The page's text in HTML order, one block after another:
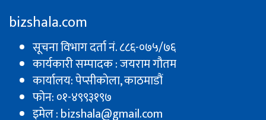
bizshala.com
सूचना विभाग दर्ता नं. ८८६-०७५/७६
कार्यकारी सम्पादक : जयराम गौतम
कार्यालय: पेप्सीकाेला, काठमाडौं
फोन: ०१-४९९३१९७
इमेल : bizshala@gmail.com